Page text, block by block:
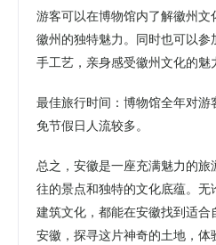
游客可以在博物馆内了解徽州
徽州的独特魅力。同时也可以
手工艺，亲身感受徽州文化的魅
最佳旅行时间：博物馆全年对
免节假日人流较多。
总之，安徽是一座充满魅力的旅
往的景点和独特的文化底蕴。
建筑文化，都能在安徽找到适
安徽，探寻这片神奇的土地，体